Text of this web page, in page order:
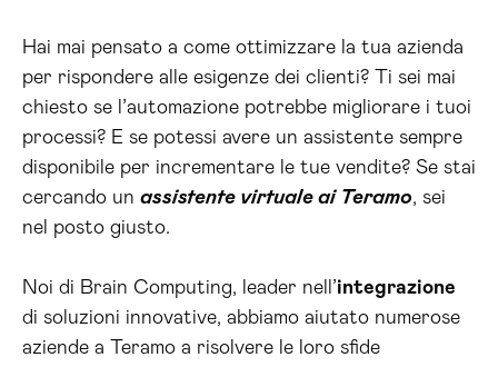
Hai mai pensato a come ottimizzare la tua azienda
per rispondere alle esigenze dei clienti? Ti sei mai
chiesto se l’automazione potrebbe migliorare i tuoi
processi? E se potessi avere un assistente sempre
disponibile per incrementare le tue vendite? Se stai
cercando un assistente virtuale ai Teramo, sei
nel posto giusto.
Noi di Brain Computing, leader nell’integrazione
di soluzioni innovative, abbiamo aiutato numerose
aziende a Teramo a risolvere le loro sfide